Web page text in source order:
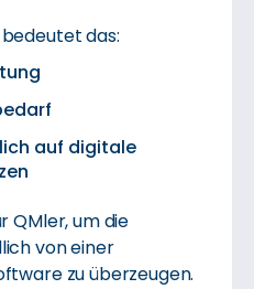
das:
auf digitale
QMler, um die
von einer
zu überzeugen.